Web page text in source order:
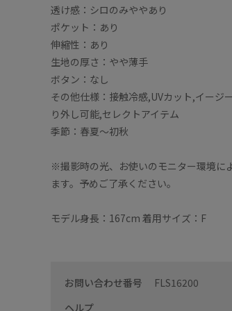
透け感：シロのみややあり
ポケット：あり
伸縮性：あり
生地の厚さ：やや薄手
ボタン：なし
その他仕様：接触冷感,UVカット,イージ
り外し可能,セレクトアイテム
季節：春夏〜初秋
※撮影時の光、お使いのモニター環境に
ます。予めご了承ください。
モデル身長：167cm 着用サイズ：F
お問い合わせ番号 FLS16200
ヘルプ